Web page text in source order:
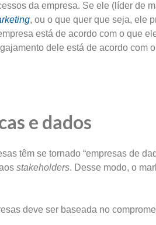
da empresa. Se ele (líder de
, ou o que quer que seja, ele
está de acordo com o que
dele está de acordo com
e dados
têm se tornado “empresas de
stakeholders. Desse modo, o
deve ser baseada no